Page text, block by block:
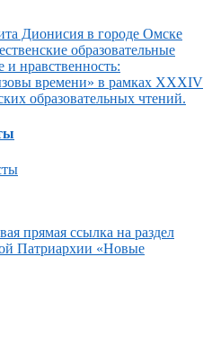
Дионисия в городе Омске
образовательные
нравственность:
времени» в рамках XXXIV
образовательных чтений.
прямая ссылка на раздел
Патриархии «Новые